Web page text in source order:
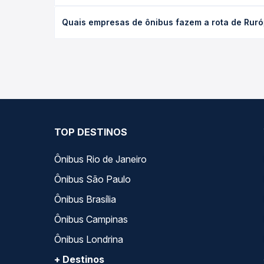
antecedência da compra. Na Quero Passagem
Quais empresas de ônibus fazem a rota de
TOP DESTINOS
Ônibus Rio de Janeiro
Ônibus São Paulo
Ônibus Brasília
Ônibus Campinas
Ônibus Londrina
+ Destinos